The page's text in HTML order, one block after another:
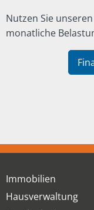
Nutzen Sie
monatliche
Immobilien
Hausverwaltung